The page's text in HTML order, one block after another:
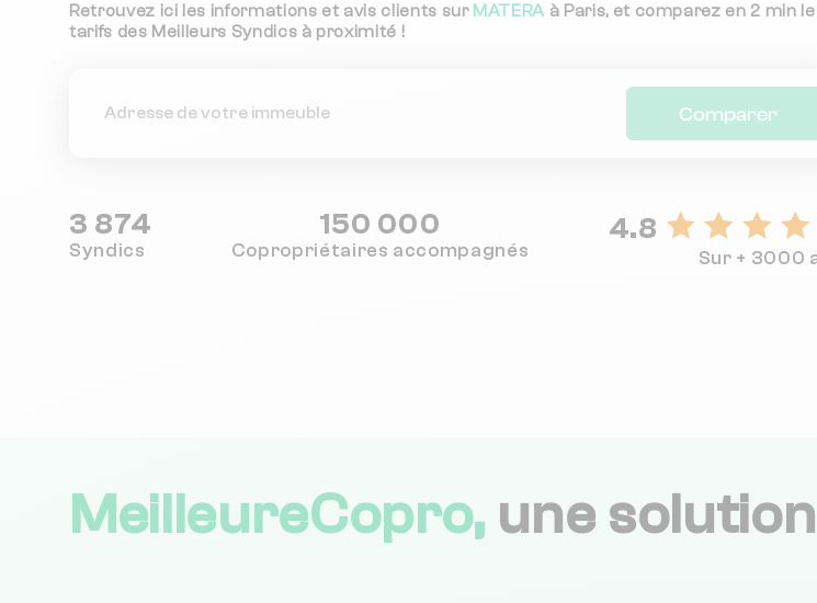
Retrouvez ici les informations et avis clients sur MATERA à Paris, et comparez en 2 min
tarifs des Meilleurs Syndics à proximité !
Comparer
3 874
Syndics
150 000
Copropriétaires accompagnés
4.8
Sur + 3000
MeilleureCopro, une